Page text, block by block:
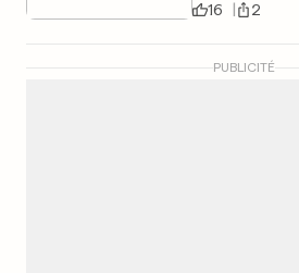
16 2
PUBLICITÉ